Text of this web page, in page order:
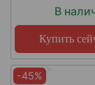
В
Купить
-45%